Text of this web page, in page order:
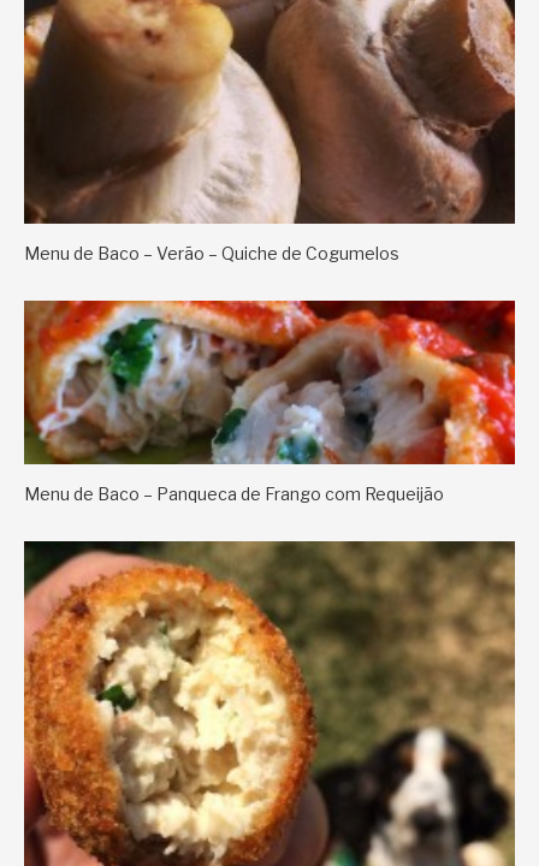
Menu de Baco – Verão – Quiche de Cogumelos
Menu de Baco – Panqueca de Frango com Requeijão